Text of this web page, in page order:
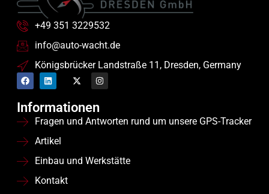
+49 351 3229532
info@auto-wacht.de
Königsbrücker Landstraße 11, Dresden, Germany
Informationen
Fragen und Antworten rund um unsere GPS-Tracker
Artikel
Einbau und Werkstätte
Kontakt